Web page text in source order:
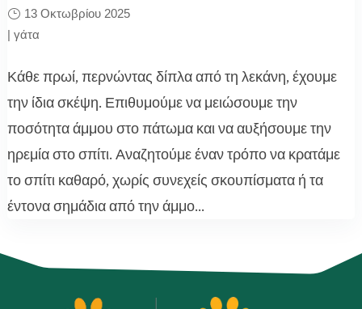
13 Οκτωβρίου 2025
| γάτα
Κάθε πρωί, περνώντας δίπλα από τη λεκάνη, έχουμε
την ίδια σκέψη. Επιθυμούμε να μειώσουμε την
ποσότητα άμμου στο πάτωμα και να αυξήσουμε την
ηρεμία στο σπίτι. Αναζητούμε έναν τρόπο να κρατάμε
το σπίτι καθαρό, χωρίς συνεχείς σκουπίσματα ή τα
έντονα σημάδια από την άμμο...